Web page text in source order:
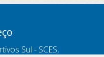
Sul - SCES,